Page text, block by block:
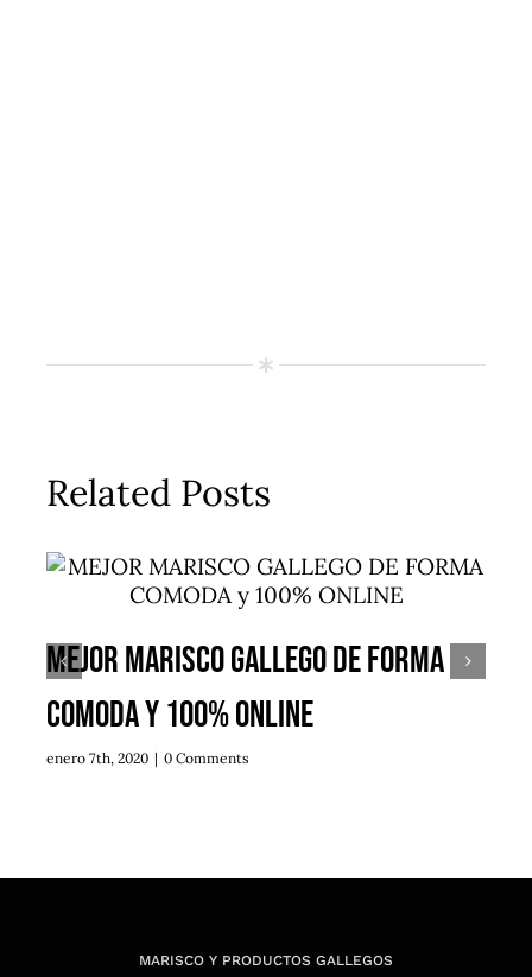
Related Posts
MEJOR MARISCO GALLEGO DE FORMA
COMODA y 100% ONLINE
enero 7th, 2020 | 0 Comments
MARISCO Y PRODUCTOS GALLEGOS